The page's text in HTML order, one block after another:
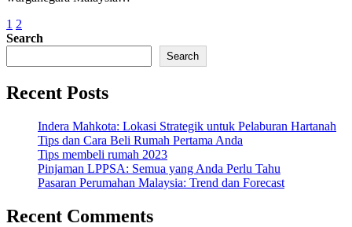
1 2
Search
Search
Recent Posts
Indera Mahkota: Lokasi Strategik untuk Pelaburan Hartanah
Tips dan Cara Beli Rumah Pertama Anda
Tips membeli rumah 2023
Pinjaman LPPSA: Semua yang Anda Perlu Tahu
Pasaran Perumahan Malaysia: Trend dan Forecast
Recent Comments